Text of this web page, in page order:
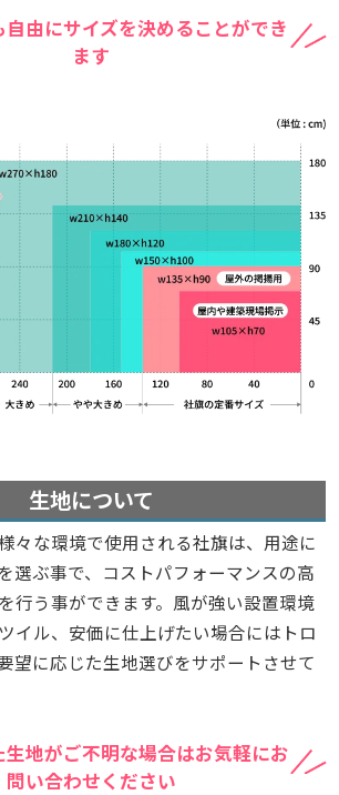
由にサイズを決めることができ
ます
生地について
々な環境で使用される社旗は、用途に
選ぶ事で、コストパフォーマンスの高
行う事ができます。風が強い設置環境
イル、安価に仕上げたい場合にはトロ
望に応じた生地選びをサポートさせて
地がご不明な場合はお気軽にお
問い合わせください